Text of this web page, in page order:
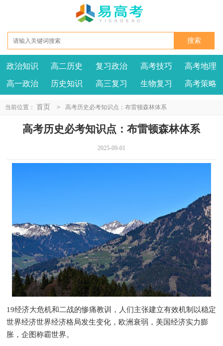
政治知识 高二历史 复习政治 高考技巧 高考地理
高一政治 历史知识 高三复习 生物复习 高考策略
当前位置： 首页 > 高考历史必考知识点：布雷顿森林体系
高考历史必考知识点：布雷顿森林体系
2025-09-01
19经济大危机和二战的惨痛教训，人们主张建立有效机制以稳定
世界经济世界经济格局发生变化，欧洲衰弱，美国经济实力膨
胀，企图称霸世界。